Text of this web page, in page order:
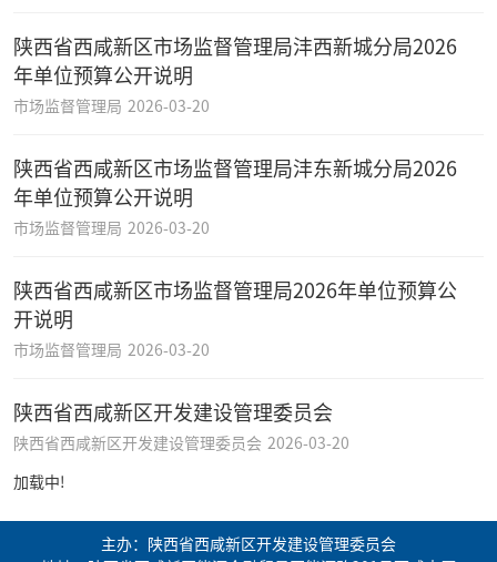
陕西省西咸新区市场监督管理局沣西新城分局2026
年单位预算公开说明
市场监督管理局 2026-03-20
陕西省西咸新区市场监督管理局沣东新城分局2026
年单位预算公开说明
市场监督管理局 2026-03-20
陕西省西咸新区市场监督管理局2026年单位预算公
开说明
市场监督管理局 2026-03-20
陕西省西咸新区开发建设管理委员会
陕西省西咸新区开发建设管理委员会 2026-03-20
加载中!
主办：陕西省西咸新区开发建设管理委员会